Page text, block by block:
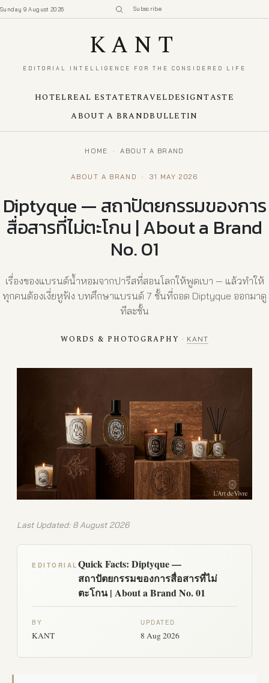
Sunday 9 August 2026 Subscribe
KANT
EDITORIAL INTELLIGENCE FOR THE CONSIDERED LIFE
HOTELREAL ESTATETRAVELDESIGNTASTE
ABOUT A BRANDBULLETIN
HOME ·ABOUT A BRAND
ABOUT A BRAND · 31 MAY 2026
Diptyque — สถาปัตยกรรมของการ
สื่อสารที่ไม่ตะโกน | About a Brand
No. 01
เรื่องของแบรนด์น้ำหอมจากปารีสที่สอนโลกให้พูดเบา — แล้วทำให้
ทุกคนต้องเงี่ยหูฟัง บทศึกษาแบรนด์ 7 ชั้นที่ถอด Diptyque ออกมาดู
ทีละชั้น
WORDS & PHOTOGRAPHY · KANT
Last Updated: 8 August 2026
EDITORIAL Quick Facts: Diptyque —
สถาปัตยกรรมของการสื่อสารที่ไม่
ตะโกน | About a Brand No. 01
BY
KANT
UPDATED
8 Aug 2026